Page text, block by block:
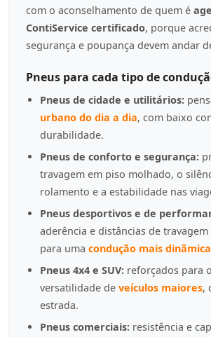
com o aconselhamento de quem é
ContiService certificado, porque
segurança e poupança devem andar
Pneus para cada tipo de
Pneus de cidade e utilitários:
urbano do dia a dia, com baixo
durabilidade.
Pneus de conforto e segurança:
travagem em piso molhado, o
rolamento e a estabilidade nas
Pneus desportivos e de
aderência e distâncias de
para uma condução mais dinâmica
Pneus 4x4 e SUV: reforçados para
versatilidade de veículos maiores,
estrada.
Pneus comerciais: resistência e